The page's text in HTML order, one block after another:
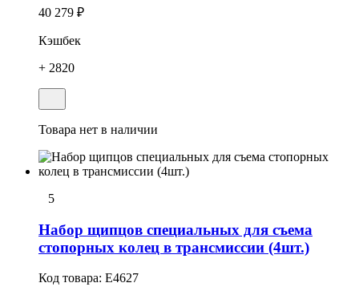
40 279 ₽
Кэшбек
+ 2820
Товара нет в наличии
5
Набоp щипцов специальных для съема
стопоpных колец в трансмиссии (4шт.)
Код товара: E4627